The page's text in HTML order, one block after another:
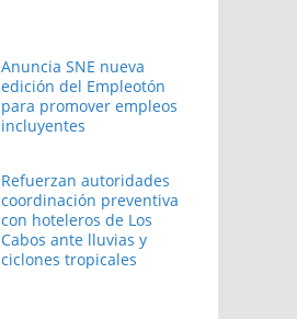
Anuncia SNE nueva
edición del Empleotón
para promover empleos
incluyentes
Refuerzan autoridades
coordinación preventiva
con hoteleros de Los
Cabos ante lluvias y
ciclones tropicales